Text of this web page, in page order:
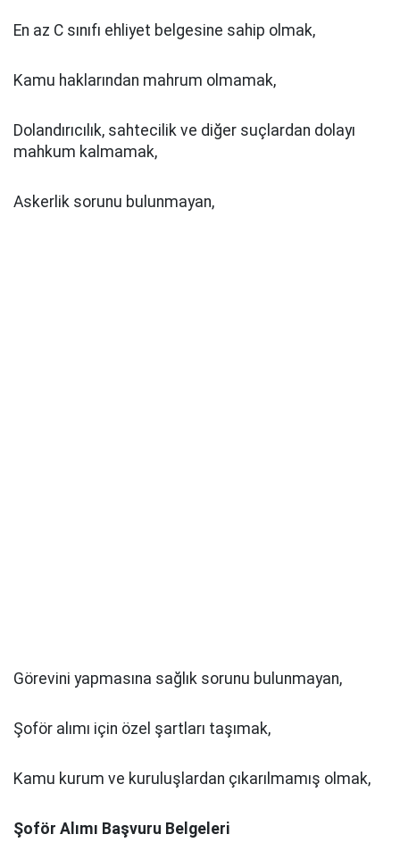
En az C sınıfı ehliyet belgesine sahip olmak,
Kamu haklarından mahrum olmamak,
Dolandırıcılık, sahtecilik ve diğer suçlardan dolayı
mahkum kalmamak,
Askerlik sorunu bulunmayan,
Görevini yapmasına sağlık sorunu bulunmayan,
Şoför alımı için özel şartları taşımak,
Kamu kurum ve kuruluşlardan çıkarılmamış olmak,
Şoför Alımı Başvuru Belgeleri